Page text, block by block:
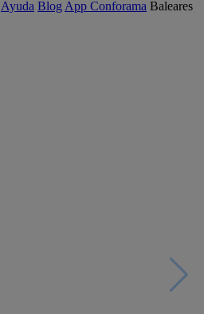
Ayuda Blog App Conforama Baleares